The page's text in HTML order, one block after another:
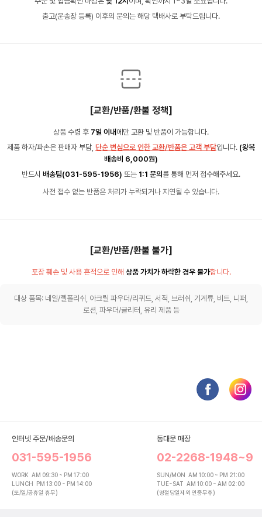
출고(운송장 등록) 이후의 문의는 해당 택배사로 부탁드립니다.
[교환/반품/환불 정책]
상품 수령 후 7일 이내 에만 교환 및 반품이 가능합니다.
제품 하자/파손은 판매자 부담, 단순 변심으로 인한 교환/반품은 고객 부담입니다. (왕복
배송비 6,000원)
반드시 배송팀(031-595-1956) 또는 1:1 문의 를 통해 먼저 접수해주세요.
사전 접수 없는 반품은 처리가 누락되거나 지연될 수 있습니다.
[교환/반품/환불 불가]
포장 훼손 및 사용 흔적으로 인해 상품 가치가 하락한 경우 불가합니다.
대상 품목: 네일/젤폴리쉬, 아크릴 파우더/리퀴드, 서적, 브러쉬, 기계류, 비트, 니퍼,
로션, 파우더/글리터, 유리 제품 등
인터넷 주문/배송문의
031-595-1956
WORK AM 09:30 ~ PM 17:00
LUNCH
PM 13:00 ~ PM 14:00
(토/일/공휴일 휴무)
동대문 매장
02-2268-1948~9
SUN/MON AM 10:00 ~ PM 21:00
TUE~SAT AM 10:00 ~ AM 02:00
(명절당일제외 연중무휴)